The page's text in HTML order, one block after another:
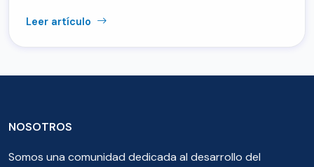
Leer artículo
NOSOTROS
Somos una comunidad dedicada al desarrollo del